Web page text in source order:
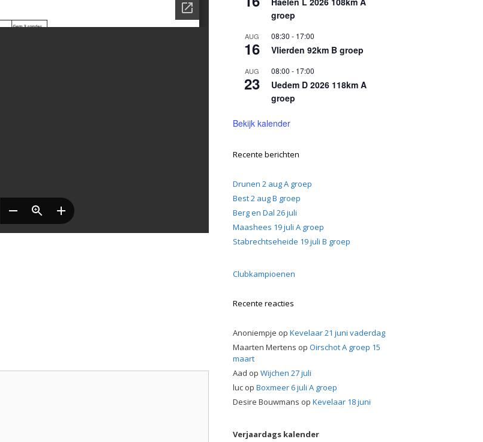
groep
AUG
16
08:30 - 17:00
Vlierden 92km B groep
AUG
23
08:00 - 17:00
Uedem D 2026 118km A
groep
Bekijk kalender
Recente berichten
Drunen 2 aug A groep
Best 2 aug B groep
Berg en Dal 26 juli
Maashees 19 juli A groep
Stabrechtseheide 19 juli B groep
Clubkampioenen
Recente reacties
Anoniempje op Kevelaar 21 juni vaderdag
Maarten Mertens op Oirschot A groep 15
maart
Aad op Wijchen 27 juli
luc op Boxmeer 6 juli A groep
Desire Bouwmans op Kevelaar 18 juni
Verjaardags kalender